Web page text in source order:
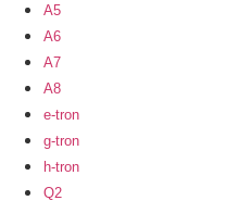
A5
A6
A7
A8
e-tron
g-tron
h-tron
Q2